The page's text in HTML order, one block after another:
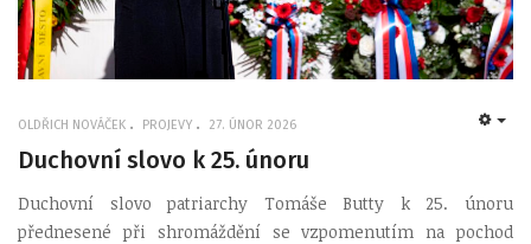
OLDŘICH NOVÁČEK PROJEVY 27. ÚNOR 2026
Duchovní slovo k 25. únoru
Duchovní slovo patriarchy Tomáše Butty k 25. únoru
přednesené při shromáždění se vzpomenutím na pochod